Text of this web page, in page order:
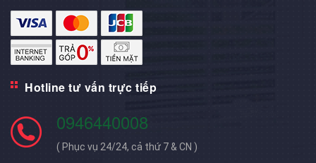
Hotline tư vấn trực tiếp
0946440008
( Phục vụ 24/24, cả thứ 7 & CN )